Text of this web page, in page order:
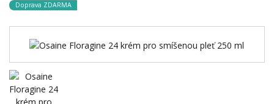
Doprava ZDARMA